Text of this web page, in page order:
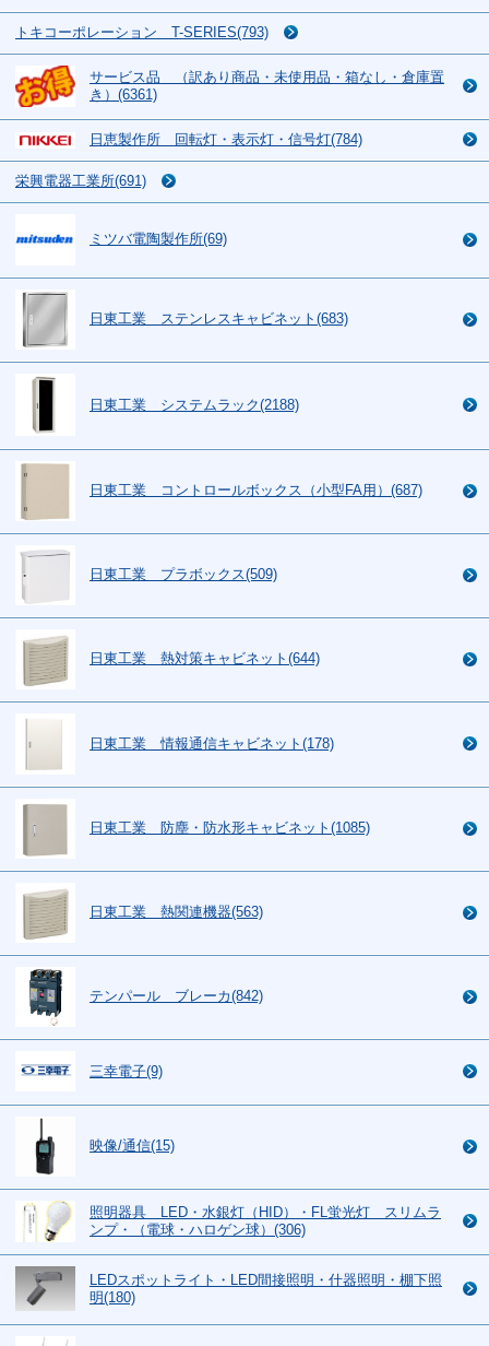
トキコーポレーション T-SERIES(793)
サービス品 （訳あり商品・未使用品・箱なし・倉庫置
き）(6361)
日恵製作所 回転灯・表示灯・信号灯(784)
栄興電器工業所(691)
ミツバ電陶製作所(69)
日東工業 ステンレスキャビネット(683)
日東工業 システムラック(2188)
日東工業 コントロールボックス（小型FA用）(687)
日東工業 プラボックス(509)
日東工業 熱対策キャビネット(644)
日東工業 情報通信キャビネット(178)
日東工業 防塵・防水形キャビネット(1085)
日東工業 熱関連機器(563)
テンパール ブレーカ(842)
三幸電子(9)
映像/通信(15)
照明器具 LED・水銀灯（HID）・FL蛍光灯 スリムラ
ンプ・（電球・ハロゲン球）(306)
LEDスポットライト・LED間接照明・什器照明・棚下照
明(180)